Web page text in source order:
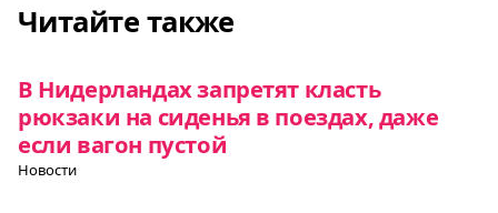
Читайте также
В Нидерландах запретят класть
рюкзаки на сиденья в поездах, даже
если вагон пустой
Новости